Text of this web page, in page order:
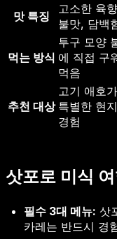
맛 특징
고소한 육
불맛, 담백
먹는 방식
투구 모양
에 직접 구
먹음
추천 대상
고기 애호
특별한 현
경험
삿포로 미식
필수 3대 메뉴: 삿
카레는 반드시 경